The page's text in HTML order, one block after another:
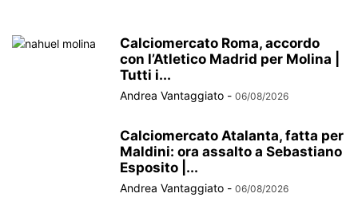
Calciomercato Roma, accordo
con l’Atletico Madrid per Molina |
Tutti i...
Andrea Vantaggiato - 06/08/2026
Calciomercato Atalanta, fatta per
Maldini: ora assalto a Sebastiano
Esposito |...
Andrea Vantaggiato - 06/08/2026